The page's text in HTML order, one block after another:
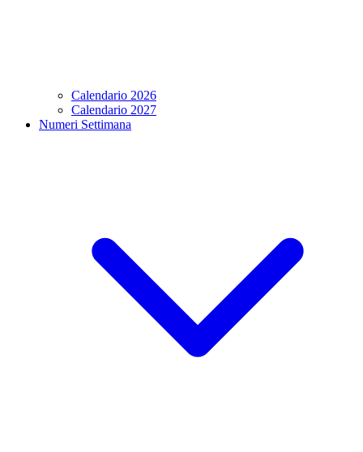
Calendario 2026
Calendario 2027
Numeri Settimana